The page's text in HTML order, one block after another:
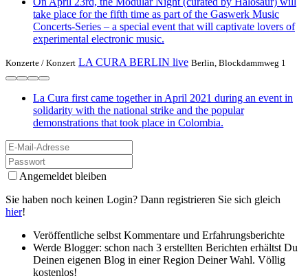
take place for the fifth time as part of the Gaswerk Music
Concerts-Series – a special event that will captivate lovers of
experimental electronic music.
Konzerte / Konzert LA CURA BERLIN live Berlin, Blockdammweg 1
La Cura first came together in April 2021 during an event in
solidarity with the national strike and the popular
demonstrations that took place in Colombia.
Angemeldet bleiben
Sie haben noch keinen Login? Dann registrieren Sie sich gleich
hier!
Veröffentliche selbst Kommentare und Erfahrungsberichte
Werde Blogger: schon nach 3 erstellten Berichten erhältst Du
Deinen eigenen Blog in einer Region Deiner Wahl. Völlig
kostenlos!